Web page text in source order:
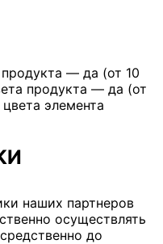
— да (от 10
продукта — да (от
элемента
наших партнеров
осуществлять
до